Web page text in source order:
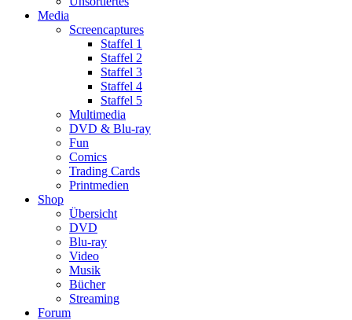
Media
Screencaptures
Staffel 1
Staffel 2
Staffel 3
Staffel 4
Staffel 5
Multimedia
DVD & Blu-ray
Fun
Comics
Trading Cards
Printmedien
Shop
Übersicht
DVD
Blu-ray
Video
Musik
Bücher
Streaming
Forum